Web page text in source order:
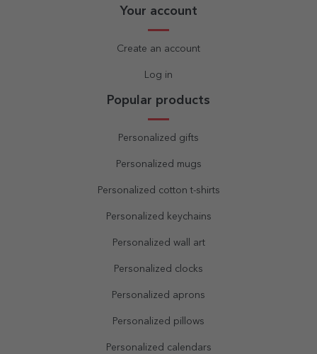
Your account
Create an account
Log in
Popular products
Personalized gifts
Personalized mugs
Personalized cotton t-shirts
Personalized keychains
Personalized wall art
Personalized clocks
Personalized aprons
Personalized pillows
Personalized calendars